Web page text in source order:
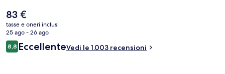
Il
prezzo
attuale
è
83 €
83 €
tasse e oneri inclusi
25 ago - 26 ago
Recensioni
8,88,8 su 10
EccellenteVedi le 1.003 recensioni